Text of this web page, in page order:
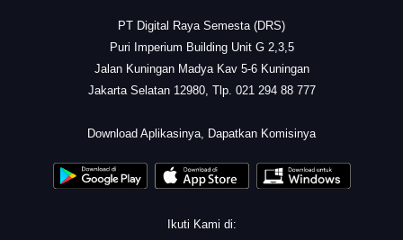
PT Digital Raya Semesta (DRS)
Puri Imperium Building Unit G 2,3,5
Jalan Kuningan Madya Kav 5-6 Kuningan
Jakarta Selatan 12980, Tlp. 021 294 88 777
Download Aplikasinya, Dapatkan Komisinya
Ikuti Kami di: